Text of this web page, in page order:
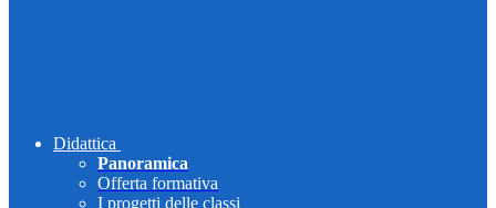
Didattica
Panoramica
Offerta formativa
I progetti delle classi